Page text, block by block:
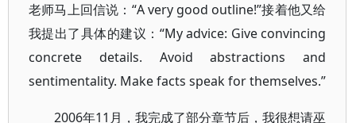
老师马上回信说：“A very good outline!”接着他又给
我提出了具体的建议：“My advice: Give convincing
concrete details. Avoid abstractions and
sentimentality. Make facts speak for themselves.”
2006年11月，我完成了部分章节后，我很想请巫